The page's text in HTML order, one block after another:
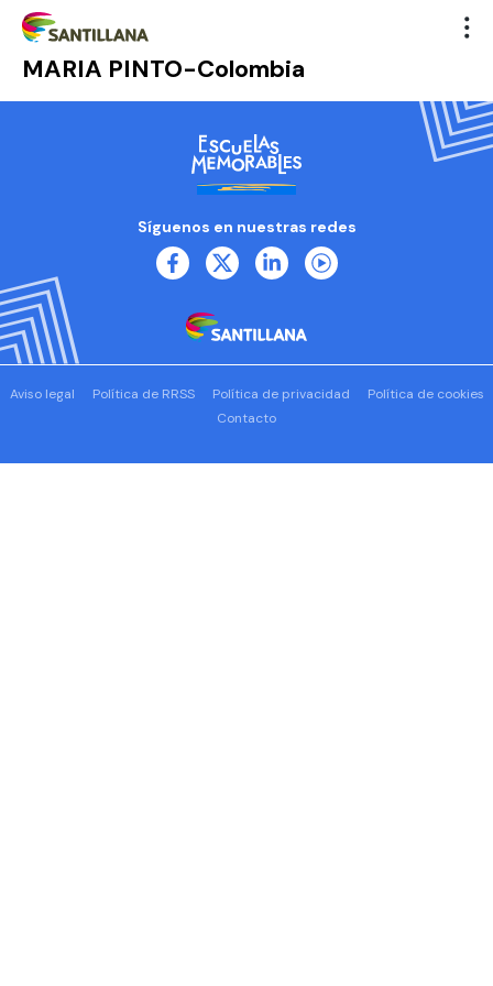
MARIA PINTO-Colombia
Síguenos en nuestras redes
Aviso legal Política de RRSS Política de privacidad
Política de cookies
Contacto